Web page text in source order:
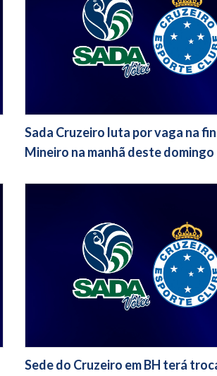
Sada Cruzeiro luta por vaga na
Mineiro na manhã deste domingo
Sede do Cruzeiro em BH terá